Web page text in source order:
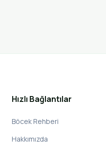
Hızlı Bağlantılar
Böcek Rehberi
Hakkımızda